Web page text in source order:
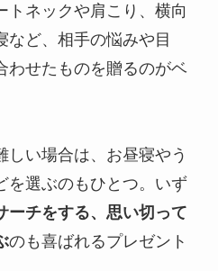
トネックや肩こり、横向
など、相手の悩みや目
わせたものを贈るのがベ
しい場合は、お昼寝やう
を選ぶのもひとつ。いず
ーチをする、思い切って
のも喜ばれるプレゼント